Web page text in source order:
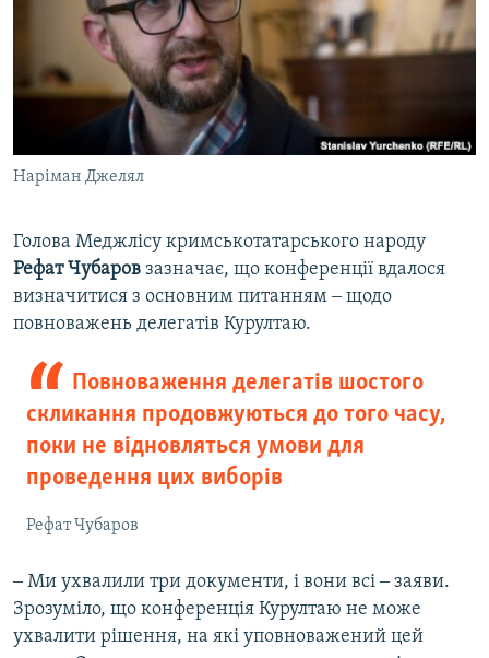
Наріман Джелял
Голова Меджлісу кримськотатарського народу
Рефат Чубаров зазначає, що конференції вдалося
визначитися з основним питанням ‒ щодо
повноважень делегатів Курултаю.
Повноваження делегатів шостого
скликання продовжуються до того часу,
поки не відновляться умови для
проведення цих виборів
Рефат Чубаров
‒ Ми ухвалили три документи, і вони всі ‒ заяви.
Зрозуміло, що конференція Курултаю не може
ухвалити рішення, на які уповноважений цей